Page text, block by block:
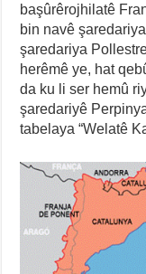
başûrêrojhilatê
bin navê
şaredariya
herêmê ye, hat
da ku li ser hemû
şaredariyê
tabelaya “Welatê